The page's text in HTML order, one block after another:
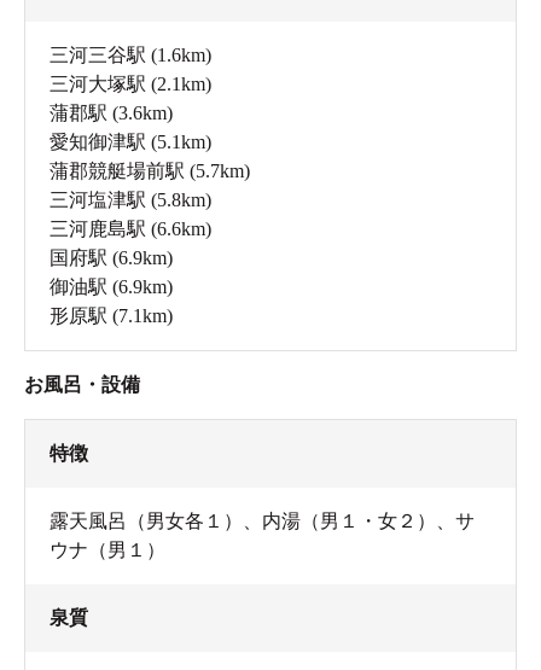
三河三谷駅 (1.6km)
三河大塚駅 (2.1km)
蒲郡駅 (3.6km)
愛知御津駅 (5.1km)
蒲郡競艇場前駅 (5.7km)
三河塩津駅 (5.8km)
三河鹿島駅 (6.6km)
国府駅 (6.9km)
御油駅 (6.9km)
形原駅 (7.1km)
お風呂・設備
特徴
露天風呂（男女各１）、内湯（男１・女２）、サ
ウナ（男１）
泉質